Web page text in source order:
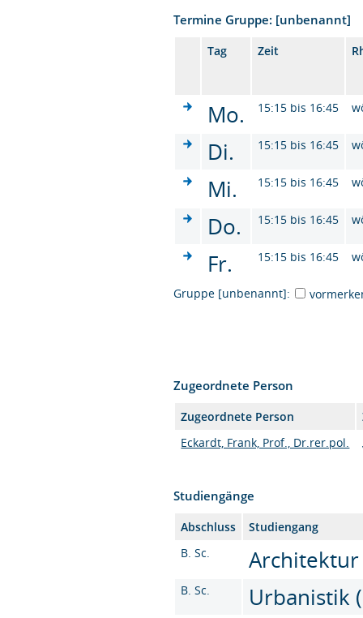
Termine Gruppe: [unbenannt]
Tag Zeit
Mo. 15:15 bis 16:45
Di. 15:15 bis 16:45
Mi. 15:15 bis 16:45
Do. 15:15 bis 16:45
Fr. 15:15 bis 16:45
Gruppe [unbenannt]:
Zugeordnete Person
Zugeordnete Person
Eckardt, Frank, Prof., Dr.rer.pol.
Studiengänge
Abschluss
Studiengang
B. Sc.
Architektur
B. Sc. Urbanistik